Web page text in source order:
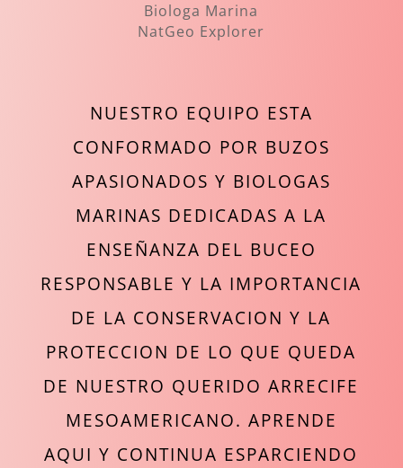
Biologa Marina
NatGeo Explorer
NUESTRO EQUIPO ESTA
CONFORMADO POR BUZOS
APASIONADOS Y BIOLOGAS
MARINAS DEDICADAS A LA
ENSEÑANZA DEL BUCEO
RESPONSABLE Y LA IMPORTANCIA
DE LA CONSERVACION Y LA
PROTECCION DE LO QUE QUEDA
DE NUESTRO QUERIDO ARRECIFE
MESOAMERICANO. APRENDE
AQUI Y CONTINUA ESPARCIENDO